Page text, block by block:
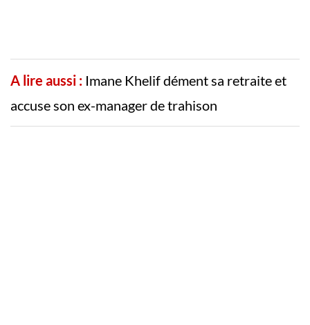
A lire aussi : Imane Khelif dément sa retraite et
accuse son ex-manager de trahison